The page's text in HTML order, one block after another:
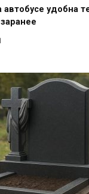
автобусе удобна